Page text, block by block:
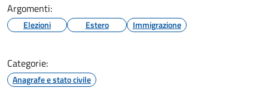
Argomenti:
Elezioni Estero Immigrazione
Categorie:
Anagrafe e stato civile